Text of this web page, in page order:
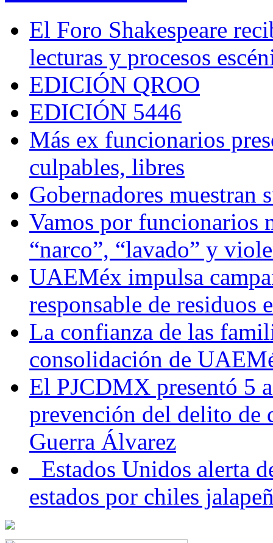
El Foro Shakespeare
lecturas y procesos
EDICIÓN QROO
EDICIÓN 5446
Más ex funcionarios
culpables, libres
Gobernadores muestran
Vamos por funcionarios
“narco”, “lavado” y
UAEMéx impulsa
responsable de residuos
La confianza de las
consolidación de
El PJCDMX presentó 5
prevención del delito de
Guerra Álvarez
Estados Unidos alerta
estados por chiles